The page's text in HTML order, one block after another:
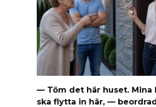
— Töm det här huset. Mina
ska flytta in här, —